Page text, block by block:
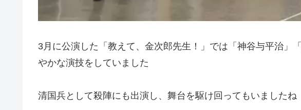
3月に公演した「教えて、金次郎先生！」では「神谷与平治」
やかな演技をしていました
清国兵として殺陣にも出演し、舞台を駆け回ってもいましたね